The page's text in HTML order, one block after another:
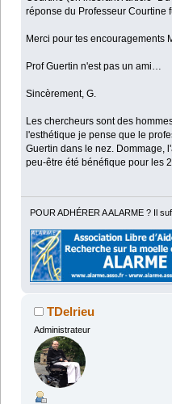
réponse du Professeur Courtine
Merci pour tes encouragements
Prof Guertin n'est pas un ami…
Sincèrement, G.
Les chercheurs sont des
l'esthétique je pense que le
Guertin dans le nez. Dommage,
peu-être été bénéfique pour les
POUR ADHÉRER A ALARME ? Il
TDelrieu
Administrateur